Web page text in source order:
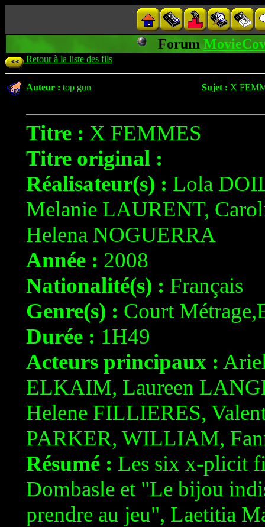
Forum
Retour à la liste des fils
Auteur : top gun Sujet : X
Titre : X FEMMES
Titre original :
Réalisateur(s) : Lola
Melanie LAURENT,
Helena NOGUERRA
Année : 2008
Nationalité(s) : Français
Genre(s) : Court
Durée : 1H49
Acteurs principaux :
ELKAIM, Laureen
Helene FILLIERES,
PARKER, WILLIAM,
Résumé : Les six x-plicit
Dombasle et "Le bijou
prendre au jeu", Laetitia